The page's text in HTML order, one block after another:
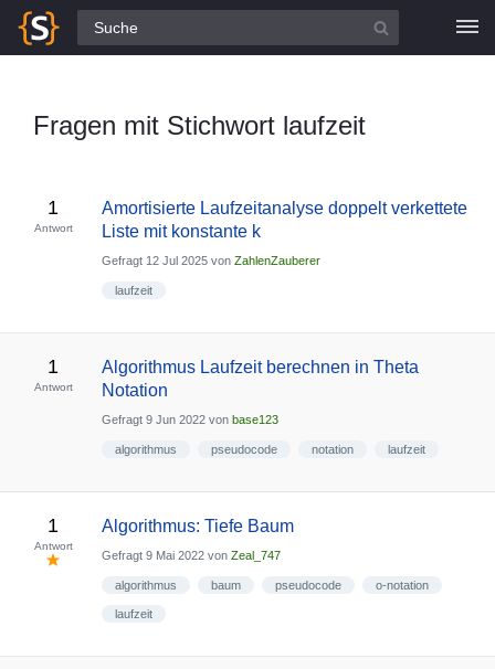
Alle Fragen
Fragen mit Stichwort laufzeit
1
Antwort
Amortisierte Laufzeitanalyse doppelt verkettete
Liste mit konstante k
Gefragt 12 Jul 2025 von ZahlenZauberer
laufzeit
1
Antwort
Algorithmus Laufzeit berechnen in Theta
Notation
Gefragt 9 Jun 2022 von base123
algorithmus pseudocode notation laufzeit
1
Antwort
Algorithmus: Tiefe Baum
Gefragt 9 Mai 2022 von Zeal_747
algorithmus baum pseudocode o-notation
laufzeit